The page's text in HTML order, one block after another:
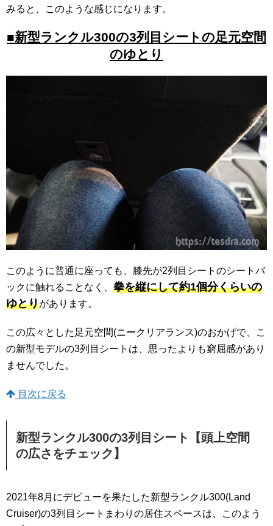
みると、このような感じになります。
■新型ランクル300の3列目シートの足元空間
のゆとり
このように普通に座っても、膝先が2列目シートのシートバ
ックに触れることなく、 拳を縦にして約1個分くらいの
ゆとりがあります。
この広々とした足元空間(ニークリアランス)のおかげで、こ
の新型モデルの3列目シートは、思ったよりも窮屈感があり
ませんでした。
目次に戻る
新型ランクル300の3列目シート【頭上空間
の広さをチェック】
2021年8月にデビューを果たした新型ランクル300(Land
Cruiser)の3列目シートまわりの居住スペースは、このよう